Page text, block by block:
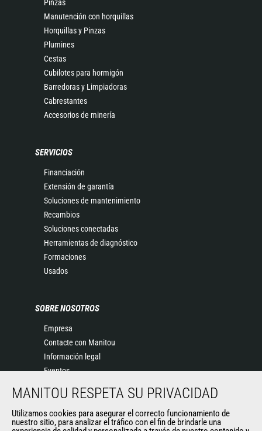
Pinzas
Manutención con horquillas
Horquillas y Pinzas
Plumines
Cestas
Cubilotes para hormigón
Barredoras y Limpiadoras
Cabrestantes
Accesorios de minería
SERVICIOS
Financiación
Extensión de garantía
Soluciones de mantenimiento
Recambios
Soluciones conectadas
Herramientas de diagnóstico
Formaciones
Usados
SOBRE NOSOTROS
Empresa
Contacte con Manitou
Información legal
Eventos
Historia
General Terms and Conditions of Sale
MANITOU RESPETA SU PRIVACIDAD
Utilizamos cookies para asegurar el correcto funcionamiento de
nuestro sitio, para analizar el tráfico con el fin de brindarle una